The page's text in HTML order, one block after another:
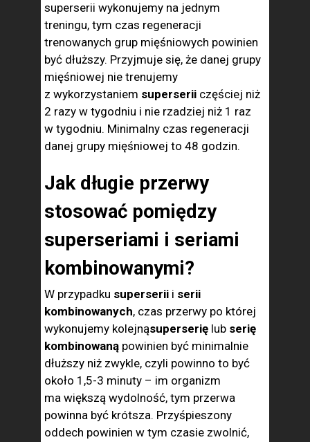
superserii wykonujemy na jednym
treningu, tym czas regeneracji
trenowanych grup mięśniowych powinien
być dłuższy. Przyjmuje się, że danej grupy
mięśniowej nie trenujemy
z wykorzystaniem superserii częściej niż
2 razy w tygodniu i nie rzadziej niż 1 raz
w tygodniu. Minimalny czas regeneracji
danej grupy mięśniowej to 48 godzin.
Jak długie przerwy
stosować pomiędzy
superseriami i seriami
kombinowanymi?
W przypadku superserii i serii
kombinowanych, czas przerwy po której
wykonujemy kolejnąsuperserię lub serię
kombinowaną powinien być minimalnie
dłuższy niż zwykle, czyli powinno to być
około 1,5-3 minuty – im organizm
ma większą wydolność, tym przerwa
powinna być krótsza. Przyśpieszony
oddech powinien w tym czasie zwolnić,